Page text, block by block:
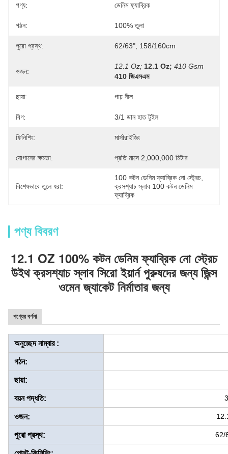
পণ্য: ডেনিম ফ্যাব্রিক
গঠন: 100% তুলা
পুরো প্রস্থ: 62/63", 158/160cm
ওজন:
12.1 Oz; 12.1 Oz; 410 Gsm
410 জিএসএম
ছায়া: গাঢ় নীল
বিণ: 3/1 ডান হাত টুইল
ফিনিশিং: মার্সারাইজিং
যোগানের ক্ষমতা: প্রতি মাসে 2,000,000 মিটার
বিশেষভাবে তুলে ধরা:
100 কটন ডেনিম ফ্যাব্রিক নো স্ট্রেচ
ক্রসশ্যাচ স্লাব 100 কটন ডেনিম
ফ্যাব্রিক
পণ্য বিবরণ
12.1 OZ 100% কটন ডেনিম ফ্যাব্রিক নো স্ট্রেচ
উইথ ক্রসশ্যাচ স্লাব সিরো ইয়ার্ন পুরুষদের জন্য জিন্স
ওমেন জ্যাকেট নির্মাতার জন্য
পণ্যের বর্ণনা
অনুচ্ছেদ নাম্বার :
গঠন:
ছায়া:
বয়ন পদ্ধতি:
ওজন:
পুরো প্রস্থ: 62/